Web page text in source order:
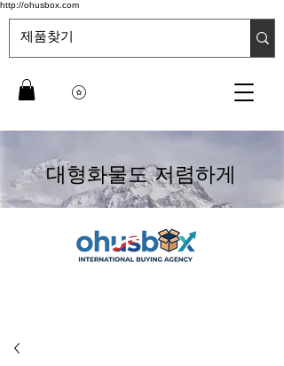
http://ohusbox.com
대형화물도 저렴하게